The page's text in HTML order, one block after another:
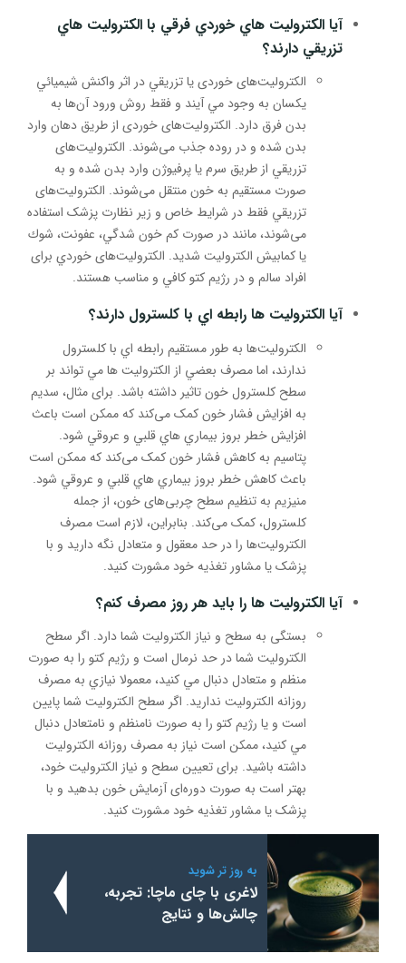
آيا الکترولیت هاي خوردي فرقي با الکترولیت هاي
تزريقي دارند؟
الکترولیت‌های خوردی یا تزريقي در اثر واكنش شيميائي
يكسان به وجود مي آيند و فقط روش ورود آن‌ها به
بدن فرق دارد. الکترولیت‌های خوردی از طریق دهان وارد
بدن شده و در روده جذب می‌شوند. الکترولیت‌های
تزريقي از طریق سرم یا پرفیوژن وارد بدن شده و به
صورت مستقیم به خون منتقل می‌شوند. الکترولیت‌های
تزريقي فقط در شرایط خاص و زیر نظارت پزشک استفاده
می‌شوند، مانند در صورت کم خون شدگي، عفونت، شوك
يا كمابيش الکترولیت شديد. الکترولیت‌های خوردي برای
افراد سالم و در رژيم كتو كافي و مناسب هستند.
آيا الکترولیت ها رابطه اي با كلسترول دارند؟
الکترولیت‌ها به طور مستقيم رابطه اي با كلسترول
ندارند، اما مصرف بعضي از الکترولیت ها مي تواند بر
سطح كلسترول خون تاثير داشته باشد. برای مثال، سديم
به افزایش فشار خون کمک می‌کند که ممکن است باعث
افزایش خطر بروز بيماري هاي قلبي و عروقي شود.
پتاسیم به کاهش فشار خون کمک می‌کند که ممکن است
باعث کاهش خطر بروز بيماري هاي قلبي و عروقي شود.
منیزیم به تنظیم سطح چربی‌های خون، از جمله
کلسترول، کمک می‌کند. بنابراین، لازم است مصرف
الکترولیت‌ها را در حد معقول و متعادل نگه دارید و با
پزشک یا مشاور تغذیه خود مشورت کنید.
آيا الکترولیت ها را بايد هر روز مصرف كنم؟
بستگی به سطح و نیاز الکترولیت شما دارد. اگر سطح
الکترولیت شما در حد نرمال است و رژيم كتو را به صورت
منظم و متعادل دنبال مي كنيد، معمولا نيازي به مصرف
روزانه الکترولیت ندارید. اگر سطح الکترولیت شما پایین
است و یا رژيم كتو را به صورت نامنظم و نامتعادل دنبال
مي كنيد، ممکن است نياز به مصرف روزانه الکترولیت
داشته باشید. برای تعيين سطح و نياز الکترولیت خود،
بهتر است به صورت دوره‌ای آزمایش خون بدهید و با
پزشک یا مشاور تغذیه خود مشورت کنید.
به روز تر شوید
لاغری با چای ماچا: تجربه،
چالش‌ها و نتایج